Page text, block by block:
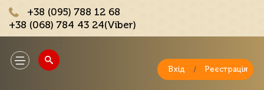
+38 (095) 788 12 68
+38 (068) 784 43 24(Viber)
Toggle
navigation
Вхід / Реєстрація